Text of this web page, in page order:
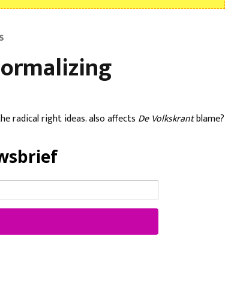
radical right ideas. also affects De Volkskrantblame?